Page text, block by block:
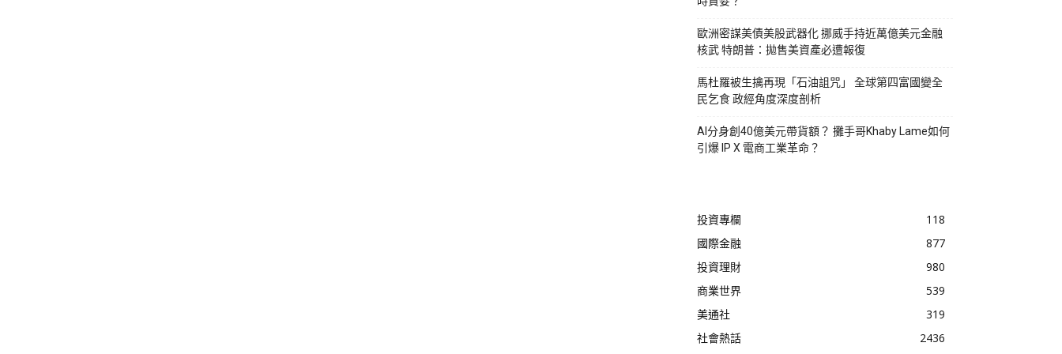
歐洲密謀美債美股武器化 挪威手持近萬億美元金融
核武 特朗普：拋售美資產必遭報復
馬杜羅被生擒再現「石油詛咒」 全球第四富國變全
民乞食 政經角度深度剖析
AI分身創40億美元帶貨額？ 攤手哥Khaby Lame如何
引爆 IP X 電商工業革命？
投資專欄
118
國際金融
877
投資理財
980
商業世界
539
美通社
319
社會熱話
2436